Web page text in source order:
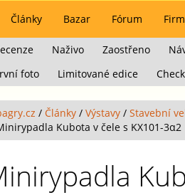
Články Bazar Fórum
Naživo Zaostřeno
foto
Limitované edice
/ Články / Výstavy / Stavební
Kubota v čele s KX101-3α2